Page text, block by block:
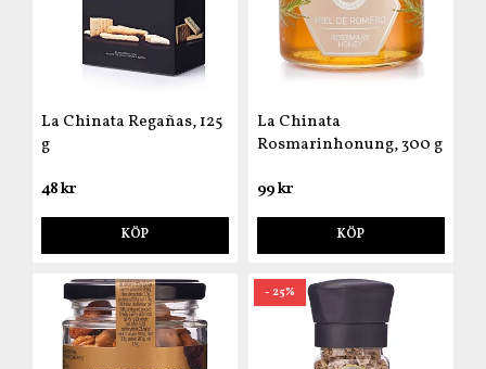
La Chinata Regañas, 125
g
48 kr
KÖP
La Chinata
Rosmarinhonung, 300 g
99 kr
KÖP
- 25%